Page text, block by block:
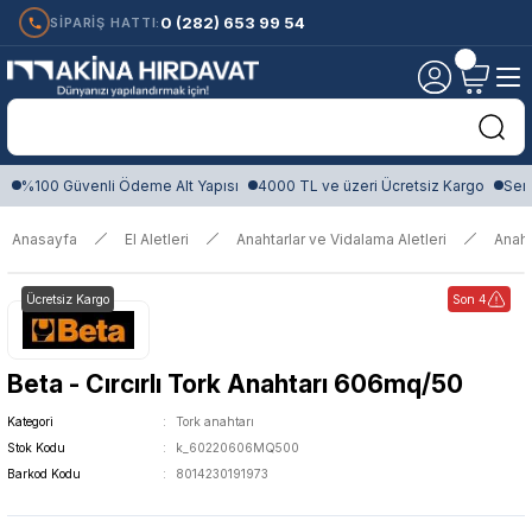
SİPARİŞ HATTI: 0 (282) 653 99 54
%100 Güvenli Ödeme Alt Yapısı 4000 TL ve üzeri Ücretsiz Kargo
Anasayfa El Aletleri Anahtarlar ve Vidalama Aletleri
Ücretsiz Kargo Son 4
Beta - Cırcırlı Tork Anahtarı 606mq/50
Kategori
Tork anahtarı
Stok Kodu
k_60220606MQ500
Barkod Kodu
8014230191973